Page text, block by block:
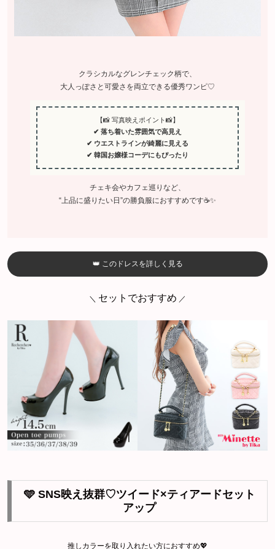
クラシカルなグレンチェック柄で、
大人っぽさと可愛さを両立できる優秀ワンピ♡
【📸 写真映えポイント📸】
✔ 落ち着いた雰囲気で高見え
✔ ウエストラインが綺麗に見える
✔ 韓国お嬢様コーデにもぴったり
チェキ会やカフェ巡りなど、
“上品に盛りたい日”の勝負服におすすめです☕✨
👑 このドレスを詳しく見る
＼ セットでおすすめ ／
🩵 SNS映え抜群♡ツイード×ティアードセット
アップ
推しカラーを取り入れたい方におすすめ💖